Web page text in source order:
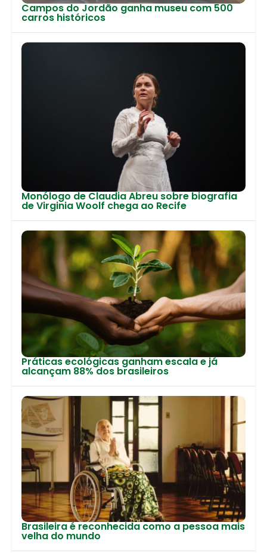
Campos do Jordão ganha museu com 500
carros históricos
Monólogo de Claudia Abreu sobre biografia
de Virginia Woolf chega ao Recife
Práticas ecológicas ganham escala e já
alcançam 88% dos brasileiros
Brasileira é reconhecida como a pessoa mais
velha do mundo